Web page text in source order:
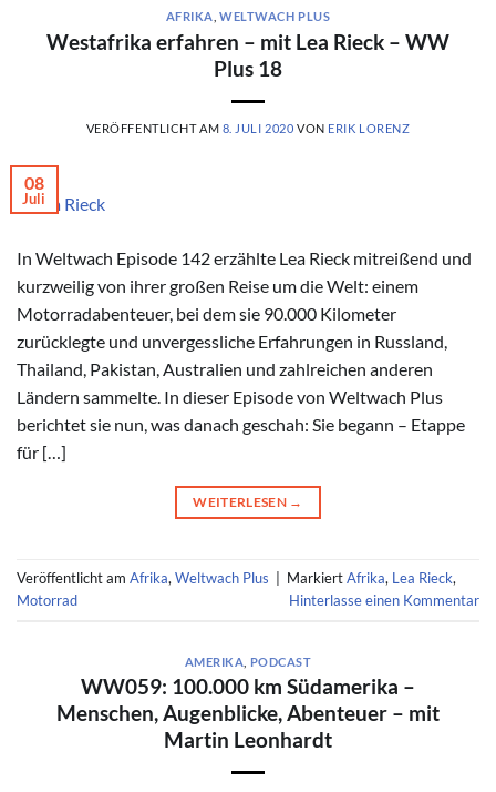
AFRIKA ,WELTWACH PLUS
Westafrika erfahren – mit Lea Rieck – WW
Plus 18
VERÖFFENTLICHT AM 8. JULI 2020 VON ERIK LORENZ
© Lea Rieck
08
Juli
In Weltwach Episode 142 erzählte Lea Rieck mitreißend und
kurzweilig von ihrer großen Reise um die Welt: einem
Motorradabenteuer, bei dem sie 90.000 Kilometer
zurücklegte und unvergessliche Erfahrungen in Russland,
Thailand, Pakistan, Australien und zahlreichen anderen
Ländern sammelte. In dieser Episode von Weltwach Plus
berichtet sie nun, was danach geschah: Sie begann – Etappe
für […]
WEITERLESEN →
Veröffentlicht am Afrika, Weltwach Plus MarkiertAfrika, Lea Rieck,
Motorrad
Hinterlasse einen Kommentar
AMERIKA PODCAST
WW059: 100.000 km Südamerika –
Menschen, Augenblicke, Abenteuer – mit
Martin Leonhardt